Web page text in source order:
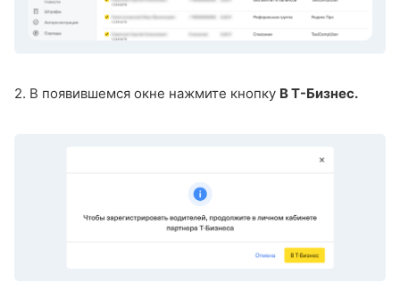
2. В появившемся окне нажмите кнопку В Т-Бизнес.